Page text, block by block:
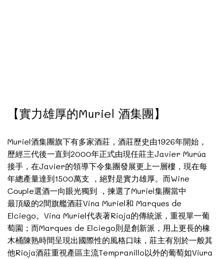
【實力雄厚的Muriel 酒集團】
Muriel酒集團旗下有多家酒莊，酒莊歷史由1926年開始，
歷經三代後一直到2000年正式由現任莊主Javier Murúa
接手，在Javier的領導下令集團發展更上一層樓，現在每
年總產量達到1500萬支 ，絕對是實力雄厚。而Wine
Couple選酒一向眼光獨到 ，揀選了Muriel集團當中
最頂級的2間旗艦酒莊Vina Muriel和 Marques de
Elciego。Vina Muriel代表著Rioja的傳統派，重視單一葡
萄園；而Marques de Elciego則是創新派，用上更長的橡
木桶陳熟時間呈現出國際性的風格口味，莊主有別於一般其
他Rioja酒莊重視產區主流Tempranillo以外的葡萄如Viura